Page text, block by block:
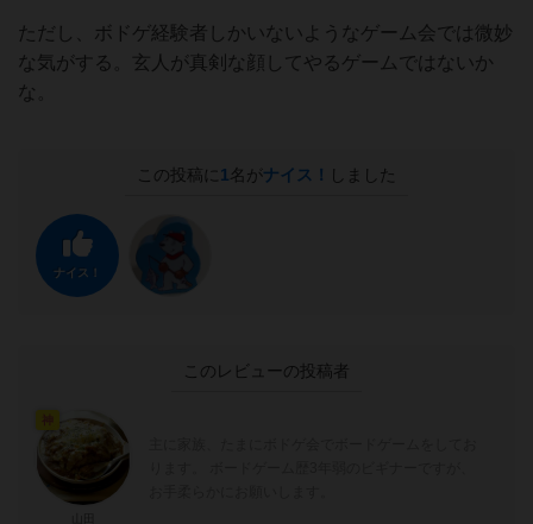
ただし、ボドゲ経験者しかいないようなゲーム会では微妙
な気がする。玄人が真剣な顔してやるゲームではないか
な。
この投稿に 1 名がナイス！ しました
ナイス！
このレビューの投稿者